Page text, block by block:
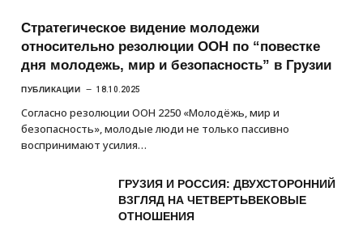
Стратегическое видение молодежи
относительно резолюции ООН по “повестке
дня молодежь, мир и безопасность” в Грузии
ПУБЛИКАЦИИ 18.10.2025
Согласно резолюции ООН 2250 «Молодёжь, мир и
безопасность», молодые люди не только пассивно
воспринимают усилия…
ГРУЗИЯ И РОССИЯ: ДВУХСТОРОННИЙ
ВЗГЛЯД НА ЧЕТВЕРТЬВЕКОВЫЕ
ОТНОШЕНИЯ